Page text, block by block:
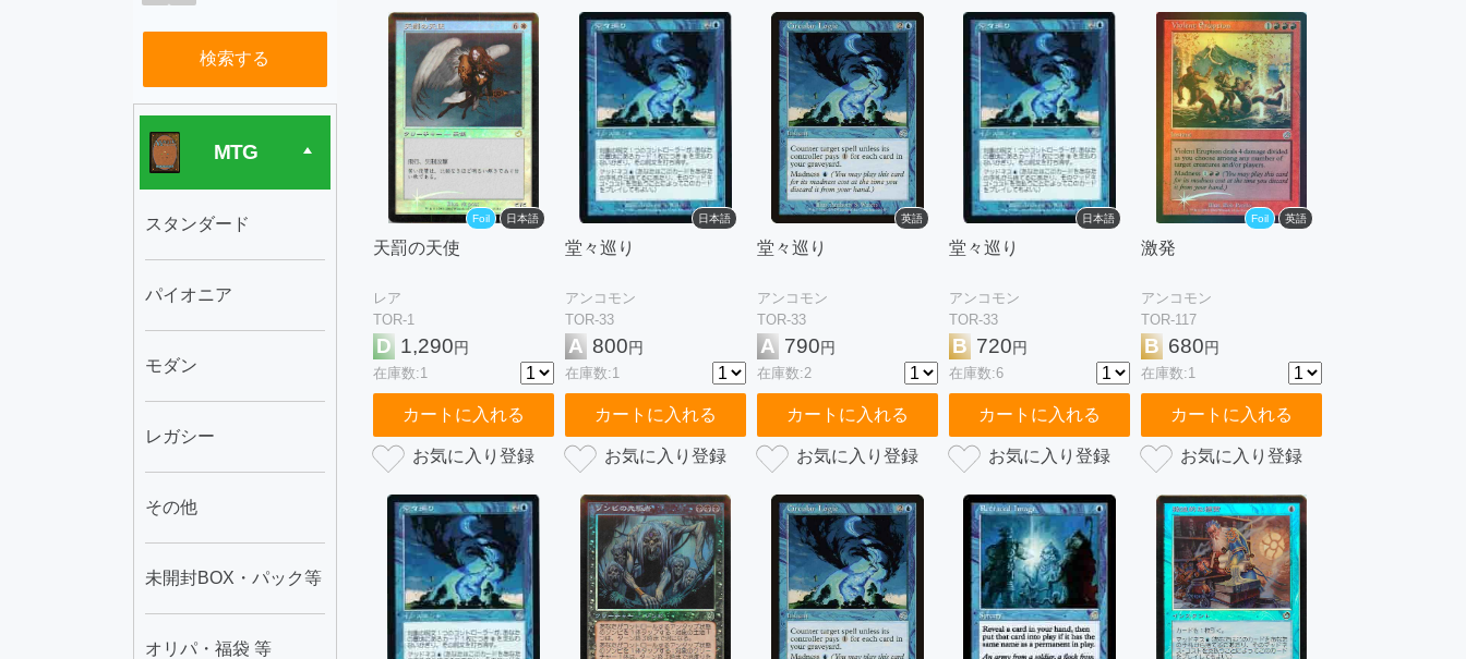
検索する
MTG
スタンダード
パイオニア
モダン
レガシー
その他
未開封BOX・パック等
オリパ・福袋 等
Foil 日本語
天罰の天使
レア
TOR-1
D 1,290円
在庫数:1
カートに入れる
日本語
堂々巡り
アンコモン
TOR-33
A 800円
在庫数:1
カートに入れる
英語
堂々巡り
アンコモン
TOR-33
A 790円
在庫数:2
カートに入れる
日本語
堂々巡り
アンコモン
TOR-33
B 720円
在庫数:6
カートに入れる
Foil 英語
激発
アンコモン
TOR-117
B 680円
在庫数:1
カートに入れる